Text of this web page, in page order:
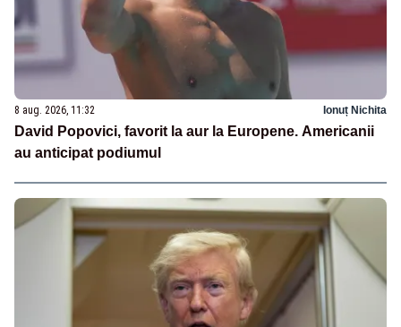
8 aug. 2026, 11:32 Ionuț Nichita
David Popovici, favorit la aur la Europene. Americanii
au anticipat podiumul